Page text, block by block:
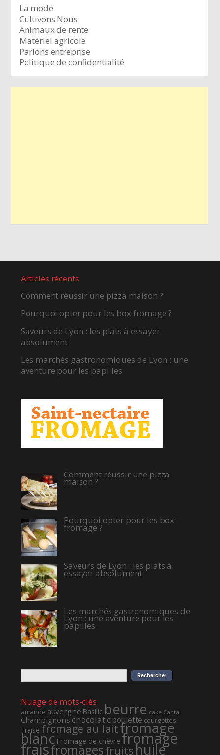
La mode
Cultivons Nous
Animaux de rente
Matériel agricole
Parlons entreprise
Politique de confidentialité
Articles récents
Comment réussir une pizza maison ?
Pourquoi opter pour les box fromage ?
Saveurs de Lyon : les plats à essayer
absolument
Les marchés gastronomiques de Lyon : une
aventure pour les papilles
Comment réussir une pizza
maison ?
Pourquoi opter pour les box
fromage ?
Saveurs de Lyon : les plats à
essayer absolument
Les marchés gastronomiques de
Lyon : une aventure pour les
papilles
Nuage de mots-clés
amande auvergne Basilic beurre cake Cantal
Champignons chocolatciboulette courgettes
Fraise fromage au laitfromage
blanc Fromage de chèvre fromage
fraisfromagesfruitshuile